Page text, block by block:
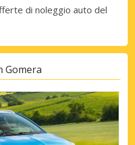
di noleggio auto del
Gomera